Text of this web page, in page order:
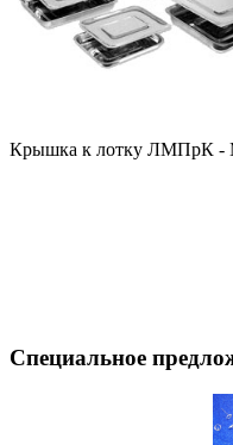
Крышка к лотку ЛМПрК
Специальное